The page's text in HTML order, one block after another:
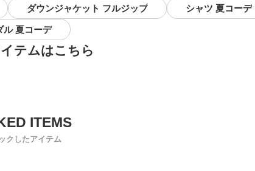
ダウンジャケット フルジップ シャツ 夏コーデ
ル 夏コーデ
テムはこちら
クしたアイテム